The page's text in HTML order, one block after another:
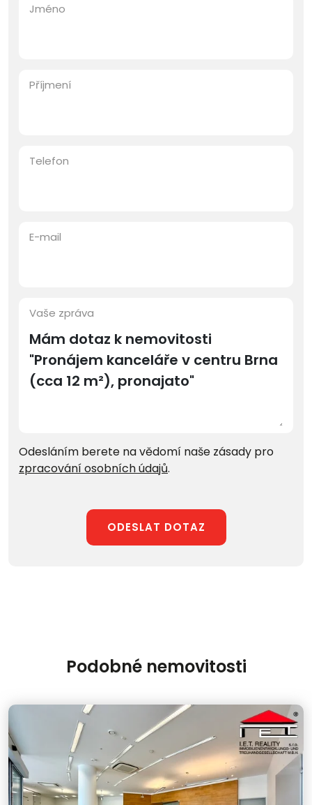
Jméno
Příjmení
Telefon
E-mail
Vaše zpráva
Odesláním berete na vědomí naše zásady pro
zpracování osobních údajů.
ODESLAT DOTAZ
Podobné nemovitosti